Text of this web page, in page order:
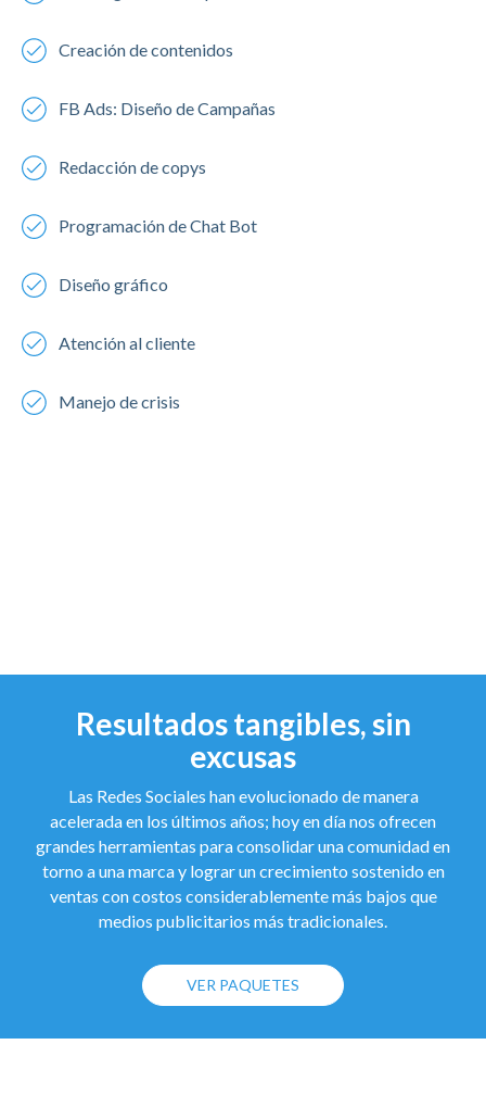
Creación de contenidos
FB Ads: Diseño de Campañas
Redacción de copys
Programación de Chat Bot
Diseño gráfico
Atención al cliente
Manejo de crisis
Resultados tangibles, sin
excusas
Las Redes Sociales han evolucionado de manera
acelerada en los últimos años; hoy en día nos ofrecen
grandes herramientas para consolidar una comunidad en
torno a una marca y lograr un crecimiento sostenido en
ventas con costos considerablemente más bajos que
medios publicitarios más tradicionales.
VER PAQUETES